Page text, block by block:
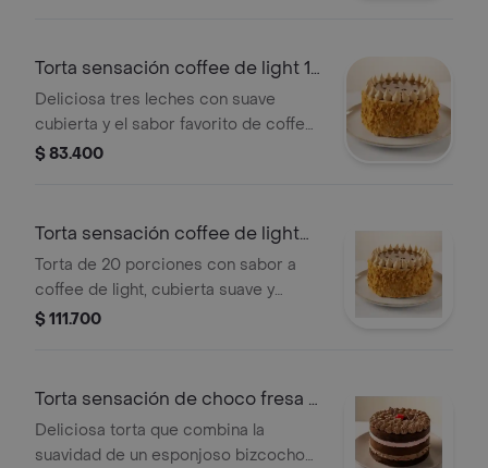
Torta sensación coffee de light 12
porc
Deliciosa tres leches con suave
cubierta y el sabor favorito de coffee
de light
$ 83.400
Torta sensación coffee de light
20 porc
Torta de 20 porciones con sabor a
coffee de light, cubierta suave y
textura de tres leches.
$ 111.700
Torta sensación de choco fresa 6
porc
Deliciosa torta que combina la
suavidad de un esponjoso bizcocho